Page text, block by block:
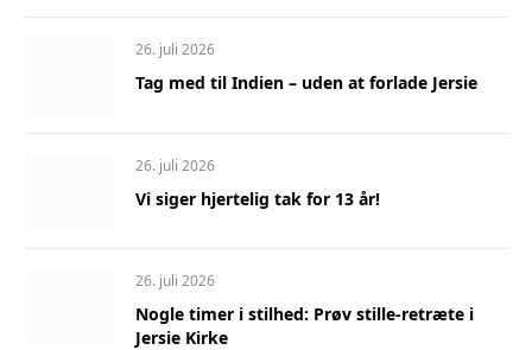
26. juli 2026
Tag med til Indien – uden at forlade Jersie
26. juli 2026
Vi siger hjertelig tak for 13 år!
26. juli 2026
Nogle timer i stilhed: Prøv stille-retræte i
Jersie Kirke